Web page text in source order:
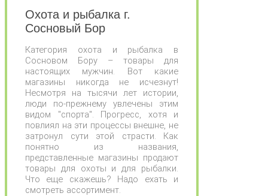
Охота и рыбалка г.
Сосновый Бор
Категория охота и рыбалка в
Сосновом Бору – товары для
настоящих мужчин. Вот какие
магазины никогда не исчезнут!
Несмотря на тысячи лет истории,
люди по-прежнему увлечены этим
видом "спорта". Прогресс, хотя и
повлиял на эти процессы внешне, не
затронул сути этой страсти. Как
понятно из названия,
представленные магазины продают
товары для охоты и для рыбалки.
Что еще скажешь? Надо ехать и
смотреть ассортимент.